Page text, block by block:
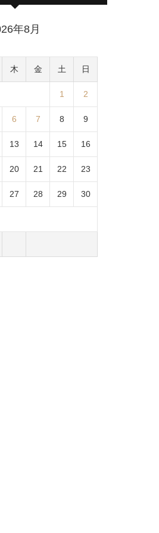
年8月
木 金 土 日
1 2
6 7 8 9
13 14 15 16
20 21 22 23
27 28 29 30